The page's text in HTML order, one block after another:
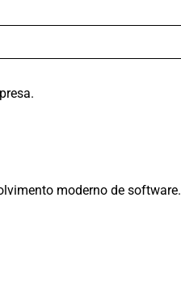
moderno de software.